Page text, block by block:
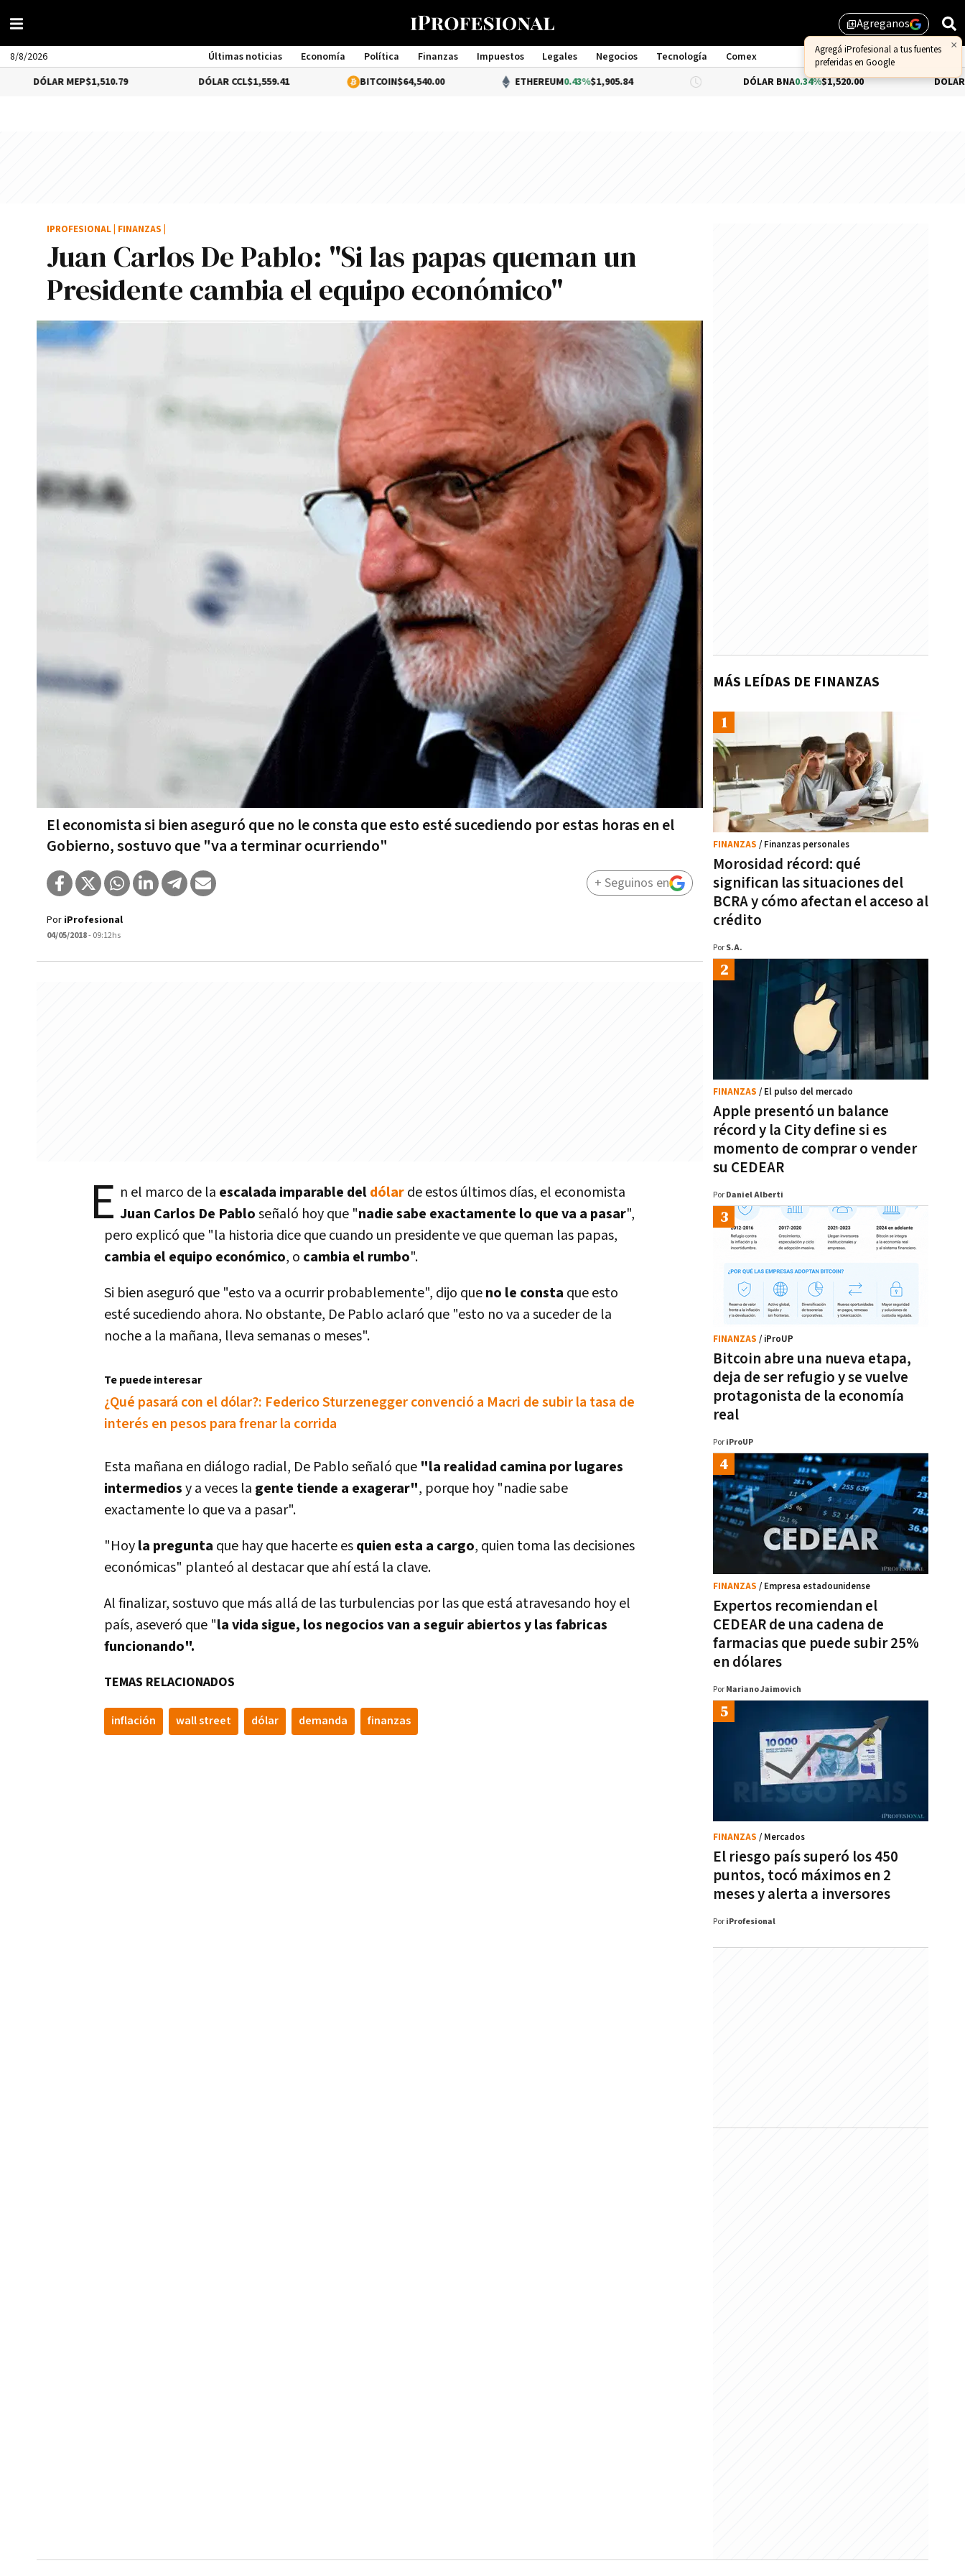
library_addAgreganos
×
Agregá iProfesional a tus fuentes
preferidas en Google
8/8/2026 Últimas noticias Economía Política Finanzas Impuestos Legales Negocios Tecnología
Comex
Management
MEP$1,510.79 $1,559.41 BITCOIN$64,540.00 ETHEREUM 0.43%$1,905.84 DÓLAR BNA0.34%$1,520.00 DÓLAR BLUE
Juan Carlos De Pablo: "Si las papas queman un
Presidente cambia el equipo económico"
El economista si bien aseguró que no le consta que esto esté sucediendo por estas horas en el
Gobierno, sostuvo que "va a terminar ocurriendo"
IPROFESIONAL FINANZAS
Por iProfesional
04/05/2018- 09:12hs
+ Seguinos en
E n el marco de la escalada imparable deldólarde estos últimos dí­as, el economista
Juan Carlos De Pabloseñaló hoy que "nadie sabe exactamente lo que va a pasar",
pero explicó que "la historia dice que cuando un presidente ve que queman las papas,
cambia el equipo económico, o cambia el rumbo".
Si bien aseguró que "esto va a ocurrir probablemente", dijo queno le consta que esto
esté sucediendo ahora. No obstante, De Pablo aclaró que "esto no va a suceder de la
noche a la mañana, lleva semanas o meses".
Te puede interesar
¿Qué pasará con el dólar?: Federico Sturzenegger convenció a Macri de subir la tasa de
interés en pesos para frenar la corrida
Esta mañana en diálogo radial, De Pablo señaló que "la realidad camina por lugares
intermediosy a veces la gente tiende a exagerar", porque hoy "nadie sabe
exactamente lo que va a pasar".
"Hoyla pregunta que hay que hacerte esquien esta a cargo, quien toma las decisiones
económicas" planteó al destacar que ahí­ está la clave.
Al finalizar, sostuvo que más allá de las turbulencias por las que está atravesando hoy el
paí­s, aseveró que "la vida sigue, los negocios van a seguir abiertos y las fabricas
funcionando".
TEMAS RELACIONADOS
inflación wall street dólar demanda finanzas
MÁS LEÍDAS DE FINANZAS
Morosidad récord: qué
significan las situaciones del
BCRA y cómo afectan el acceso al
crédito
FINANZAS / Finanzas personales
Por S.A.
Apple presentó un balance
récord y la City define si es
momento de comprar o vender
su CEDEAR
FINANZAS / El pulso del mercado
Por Daniel Alberti
Bitcoin abre una nueva etapa,
deja de ser refugio y se vuelve
protagonista de la economía
real
FINANZAS / iProUP
Por iProUP
Expertos recomiendan el
CEDEAR de una cadena de
farmacias que puede subir 25%
en dólares
FINANZAS / Empresa estadounidense
Por Mariano Jaimovich
El riesgo país superó los 450
puntos, tocó máximos en 2
meses y alerta a inversores
FINANZAS / Mercados
Por iProfesional